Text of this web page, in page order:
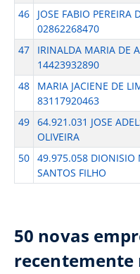
46
JOSE FABIO PEREIRA
02862268470
47
IRINALDA MARIA DE
14423932890
48
MARIA JACIENE DE
83117920463
49 64.921.031 JOSE
OLIVEIRA
50 49.975.058 DIONISIO
SANTOS FILHO
50 novas
recentemente